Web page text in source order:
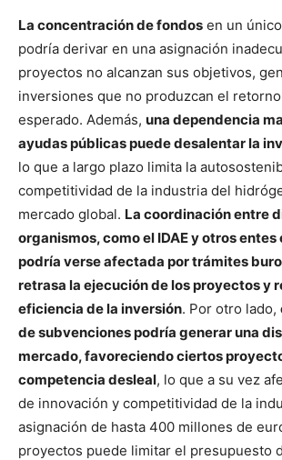
La concentración de fondos en un
podría derivar en una asignación
proyectos no alcanzan sus objetivos,
inversiones que no produzcan el
esperado. Además, una dependencia
ayudas públicas puede desalentar la
lo que a largo plazo limita la
competitividad de la industria del
mercado global. La coordinación entre
organismos, como el IDAE y otros
podría verse afectada por trámites
retrasa la ejecución de los proyectos y
eficiencia de la inversión. Por otro lado,
de subvenciones podría generar una
mercado, favoreciendo ciertos
competencia desleal, lo que a su vez
de innovación y competitividad de la
asignación de hasta 400 millones de
proyectos puede limitar el presupuesto